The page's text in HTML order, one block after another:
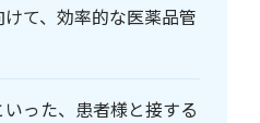
て、効率的な医薬品管
った、患者様と接する